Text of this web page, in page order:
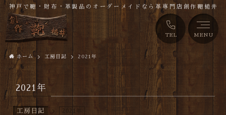
TEL MENU
神戸で鞄・財布・革製品のオーダーメイドなら革専門店創作鞄槌井
ホーム 工房日記 2021年
2021年
工房日記 2021年